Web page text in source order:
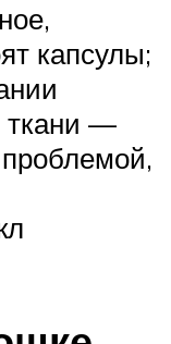
капсулы;
ткани —